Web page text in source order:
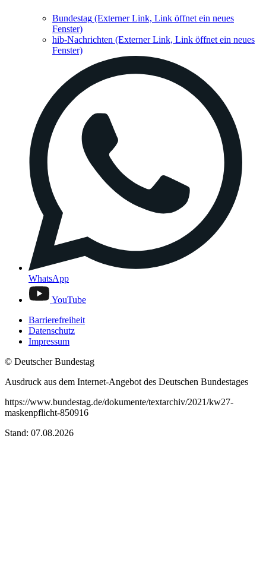
Bundestag (Externer Link, Link öffnet ein neues
Fenster)
hib-Nachrichten (Externer Link, Link öffnet ein neues
Fenster)
WhatsApp
YouTube
Barrierefreiheit
Datenschutz
Impressum
© Deutscher Bundestag
Ausdruck aus dem Internet-Angebot des Deutschen Bundestages
https://www.bundestag.de/dokumente/textarchiv/2021/kw27-
maskenpflicht-850916
Stand: 07.08.2026